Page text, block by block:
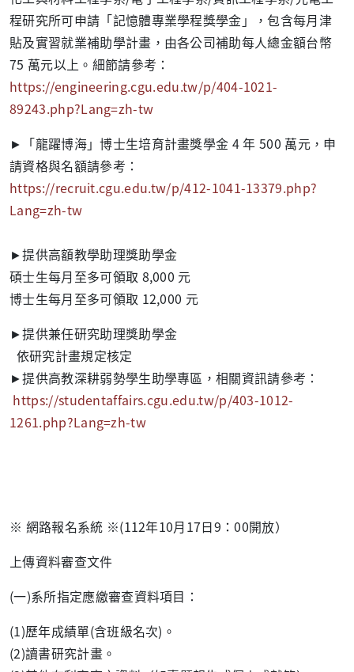
程研究所可申請「記憶體專業學程獎學金」，包含每月津
貼及實習就業補助學計畫，由各公司補助每人總金額台幣
75 萬元以上。細節請參考：
https://engineering.cgu.edu.tw/p/404-1021-
89243.php?Lang=zh-tw
►「龍躍博海」博士生培育計畫獎學金 4 年 500 萬元，申
請資格與名額請參考：
https://recruit.cgu.edu.tw/p/412-1041-13379.php?
Lang=zh-tw
►提供高額教學助理獎助學金
碩士生每月至多可領取 8,000 元
博士生每月至多可領取 12,000 元
►提供兼任研究助理獎助學金
依研究計畫規定核定
►提供高教深耕弱勢學生助學專區，相關資訊請參考：
https://studentaffairs.cgu.edu.tw/p/403-1012-
1261.php?Lang=zh-tw
※ 網路報名系統 ※(112年10月17日9：00開放）
上傳資料審查文件
(一)系所指定應繳審查資料項目：
(1)歷年成績單(含班級名次)。
(2)讀書研究計畫。